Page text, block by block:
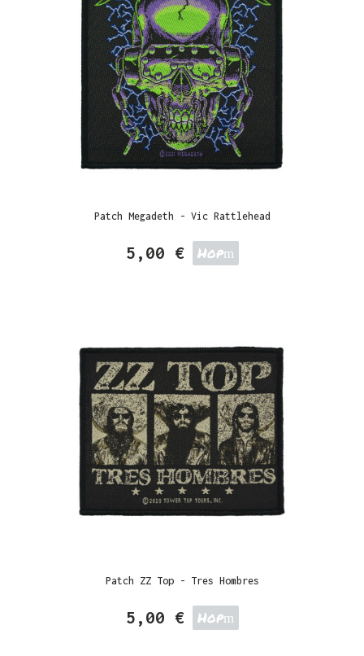
Patch Megadeth - Vic Rattlehead
5,00 € Hop
Patch ZZ Top - Tres Hombres
5,00 € Hop